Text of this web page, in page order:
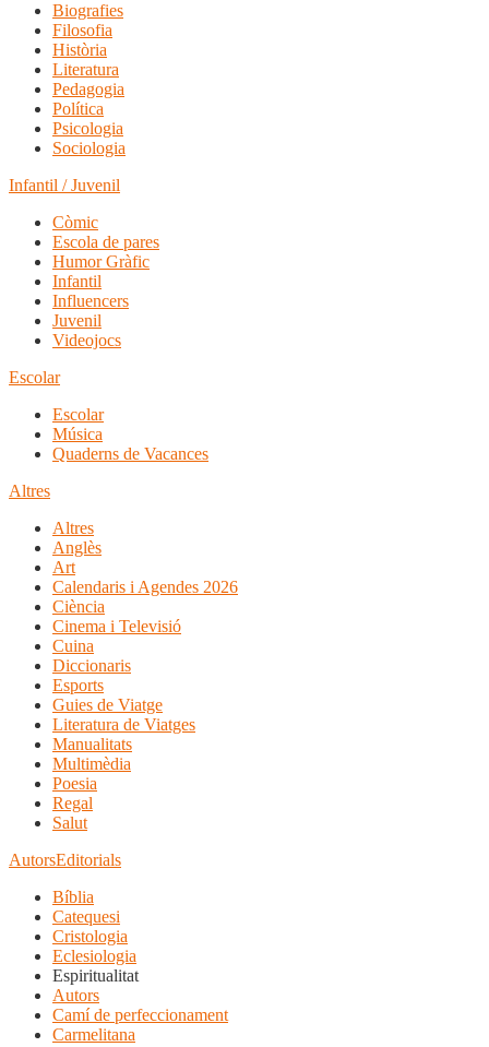
Biografies
Filosofia
Història
Literatura
Pedagogia
Política
Psicologia
Sociologia
Infantil / Juvenil
Còmic
Escola de pares
Humor Gràfic
Infantil
Influencers
Juvenil
Videojocs
Escolar
Escolar
Música
Quaderns de Vacances
Altres
Altres
Anglès
Art
Calendaris i Agendes 2026
Ciència
Cinema i Televisió
Cuina
Diccionaris
Esports
Guies de Viatge
Literatura de Viatges
Manualitats
Multimèdia
Poesia
Regal
Salut
AutorsEditorials
Bíblia
Catequesi
Cristologia
Eclesiologia
Espiritualitat
Autors
Camí de perfeccionament
Carmelitana